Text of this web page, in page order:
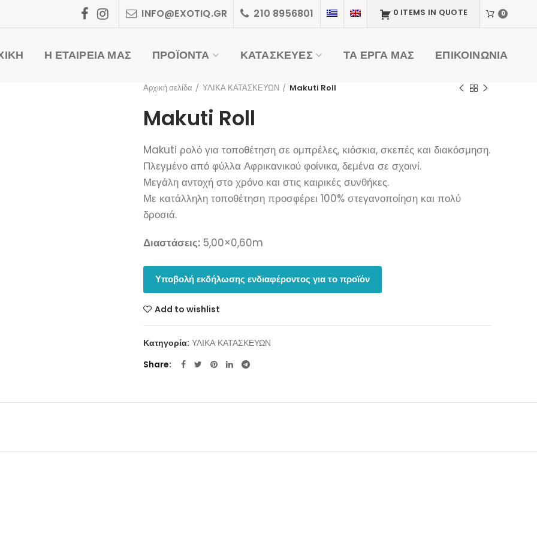
INFO@EXOTIQ.GR 210 8956801 0 ITEMS IN QUOTE 0
Η ΕΤΑΙΡΕΙΑ ΜΑΣ ΠΡΟΪΟΝΤΑ ΚΑΤΑΣΚΕΥΕΣ ΤΑ ΕΡΓΑ ΜΑΣ ΕΠΙΚΟΙΝΩΝΙΑ
Αρχική σελίδα
ΥΛΙΚΑ ΚΑΤΑΣΚΕΥΩΝ Makuti Roll
Makuti Roll
Makuti ρολό για τοποθέτηση σε ομπρέλες, κιόσκια, σκεπές και διακόσμηση.
Πλεγμένο από φύλλα Αφρικανικού φοίνικα, δεμένα σε σχοινί.
Μεγάλη αντοχή στο χρόνο και στις καιρικές συνθήκες.
Με κατάλληλη τοποθέτηση προσφέρει 100% στεγανοποίηση και πολύ
δροσιά.
Διαστάσεις: 5,00×0,60m
Υποβολή εκδήλωσης ενδιαφέροντος για το προϊόν
Add to wishlist
Κατηγορία: ΥΛΙΚΑ ΚΑΤΑΣΚΕΥΩΝ
Share